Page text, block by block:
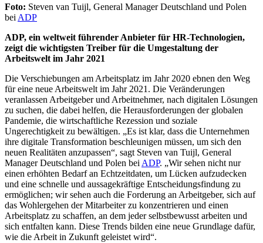
Foto: Steven van Tuijl, General Manager Deutschland und Polen
bei ADP
ADP, ein weltweit führender Anbieter für HR-Technologien,
zeigt die wichtigsten Treiber für die Umgestaltung der
Arbeitswelt im Jahr 2021
Die Verschiebungen am Arbeitsplatz im Jahr 2020 ebnen den Weg
für eine neue Arbeitswelt im Jahr 2021. Die Veränderungen
veranlassen Arbeitgeber und Arbeitnehmer, nach digitalen Lösungen
zu suchen, die dabei helfen, die Herausforderungen der globalen
Pandemie, die wirtschaftliche Rezession und soziale
Ungerechtigkeit zu bewältigen. „Es ist klar, dass die Unternehmen
ihre digitale Transformation beschleunigen müssen, um sich den
neuen Realitäten anzupassen“, sagt Steven van Tuijl, General
Manager Deutschland und Polen bei ADP. „Wir sehen nicht nur
einen erhöhten Bedarf an Echtzeitdaten, um Lücken aufzudecken
und eine schnelle und aussagekräftige Entscheidungsfindung zu
ermöglichen; wir sehen auch die Forderung an Arbeitgeber, sich auf
das Wohlergehen der Mitarbeiter zu konzentrieren und einen
Arbeitsplatz zu schaffen, an dem jeder selbstbewusst arbeiten und
sich entfalten kann. Diese Trends bilden eine neue Grundlage dafür,
wie die Arbeit in Zukunft geleistet wird“.